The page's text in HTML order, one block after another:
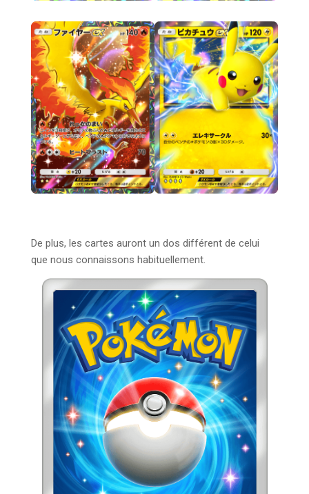
De plus, les cartes auront un dos différent de celui
que nous connaissons habituellement.